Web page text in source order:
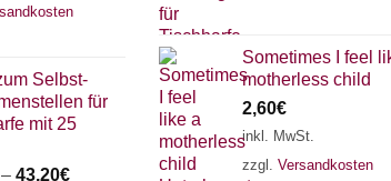
Selbst-
für
mit 25
– 43,20€
Sometimes I feel
motherless child
2,60€
inkl. MwSt.
zzgl. Versandkosten